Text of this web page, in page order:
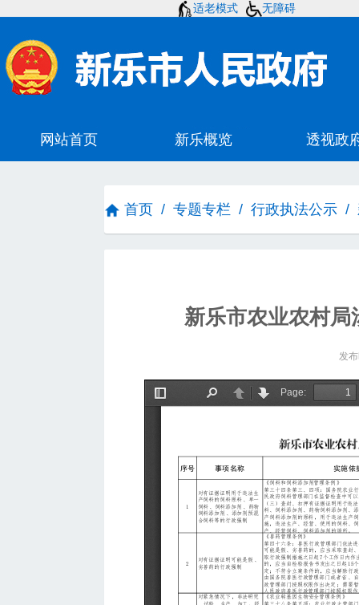
适老模式 无障碍
首页 / 专题专栏 / 行政执法公示 /
新乐市农业农村
发